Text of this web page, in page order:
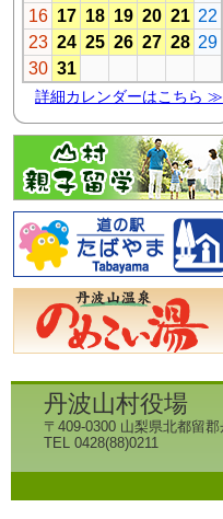
丹波山村役場
〒409-0300 山梨県北都留
TEL 0428(88)0211